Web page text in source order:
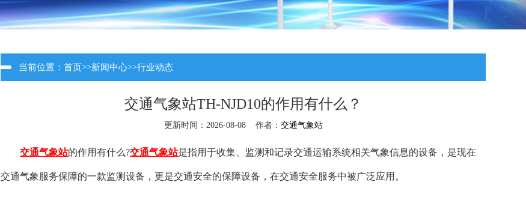
当前位置：首页>>新闻中心>>行业动态
交通气象站TH-NJD10的作用有什么？
更新时间：2026-08-08 作者： 交通气象站
交通气象站的作用有什么?交通气象站是指用于收集、监测和记录交通运输系统相关气象信息的设备，是现在
交通气象服务保障的一款监测设备，更是交通安全的保障设备，在交通安全服务中被广泛应用。